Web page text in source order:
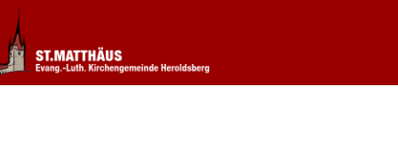
Evang. Kirchengemeinde St.
Matthäus Heroldsberg
Informationen rund um unsere
Kirchengemeinde